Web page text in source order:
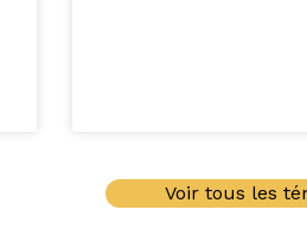
Voir tous les